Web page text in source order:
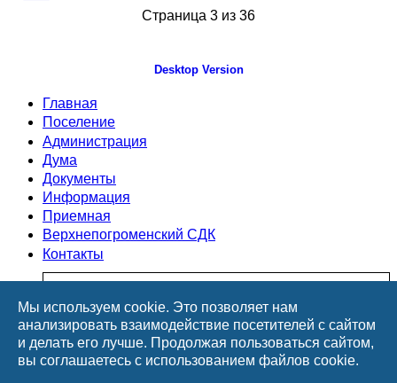
Страница 3 из 36
Desktop Version
Главная
Поселение
Администрация
Дума
Документы
Информация
Приемная
Верхнепогроменский СДК
Контакты
Открытые данные
Открытые данные
Мы используем cookie. Это позволяет нам
анализировать взаимодействие посетителей с сайтом
и делать его лучше. Продолжая пользоваться сайтом,
вы соглашаетесь с использованием файлов cookie.